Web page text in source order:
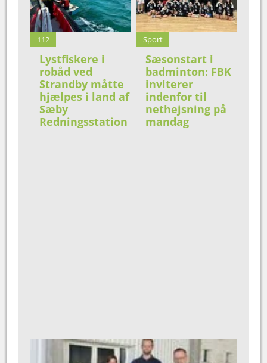
112
Lystfiskere i
robåd ved
Strandby måtte
hjælpes i land af
Sæby
Redningsstation
Sport
Sæsonstart i
badminton: FBK
inviterer
indenfor til
nethejsning på
mandag